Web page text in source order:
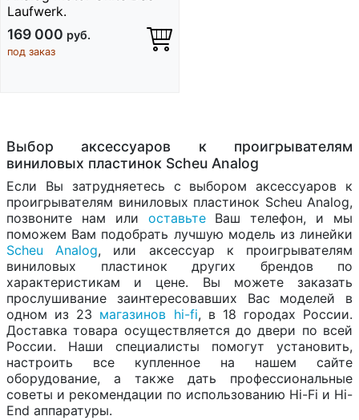
Laufwerk.
169 000 руб.
под заказ
Выбор аксессуаров к проигрывателям
виниловых пластинок Scheu Analog
Если Вы затрудняетесь с выбором аксессуаров к
проигрывателям виниловых пластинок Scheu Analog,
позвоните нам или оставьтеВаш телефон, и мы
поможем Вам подобрать лучшую модель из линейки
Scheu Analog, или аксессуар к проигрывателям
виниловых пластинок других брендов по
характеристикам и цене. Вы можете заказать
прослушивание заинтересовавших Вас моделей в
одном из 23 магазинов hi-fi, в 18 городах России.
Доставка товара осуществляется до двери по всей
России. Наши специалисты помогут установить,
настроить все купленное на нашем сайте
оборудование, а также дать профессиональные
советы и рекомендации по использованию Hi-Fi и Hi-
End аппаратуры.